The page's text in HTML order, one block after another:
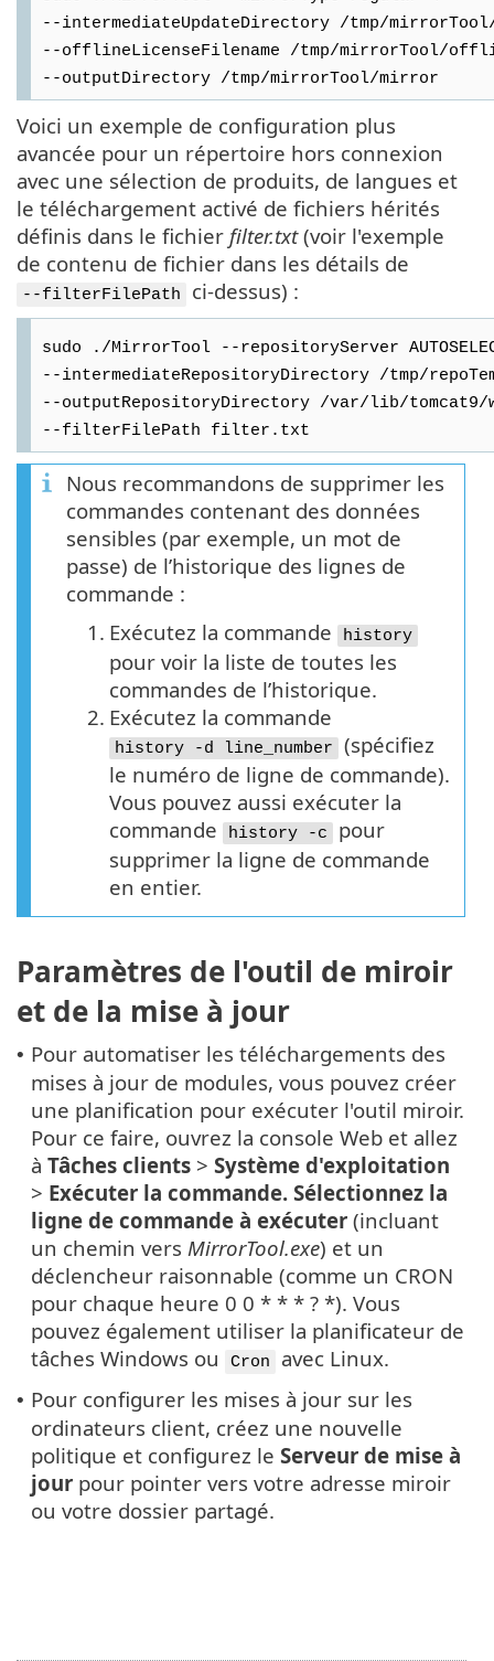
--intermediateUpdateDirectory /tmp/
--offlineLicenseFilename /tmp/mirrorTool/
--outputDirectory /tmp/mirrorTool/mirror
Voici un exemple de configuration plus
avancée pour un répertoire hors connexion
avec une sélection de produits, de langues et
le téléchargement activé de fichiers hérités
définis dans le fichier filter.txt(voir l'exemple
de contenu de fichier dans les détails de
--filterFilePath ci-dessus) :
sudo ./MirrorTool --repositoryServer
--intermediateRepositoryDirectory /tmp/
--outputRepositoryDirectory /var/lib/tomcat9/
--filterFilePath filter.txt
Nous recommandons de supprimer les
commandes contenant des données
sensibles (par exemple, un mot de
passe) de l’historique des lignes de
commande :
1. Exécutez la commande history
pour voir la liste de toutes les
commandes de l’historique.
2. Exécutez la commande
history -d line_number
(spécifiez
le numéro de ligne de commande).
Vous pouvez aussi exécuter la
commande
history -c
pour
supprimer la ligne de commande
en entier.
Paramètres de l'outil de miroir
et de la mise à jour
• Pour automatiser les téléchargements des
mises à jour de modules, vous pouvez créer
une planification pour exécuter l'outil miroir.
Pour ce faire, ouvrez la console Web et allez
à Tâches clients > Système d'exploitation
> Exécuter la commande. Sélectionnez la
ligne de commande à exécuter (incluant
un chemin vers MirrorTool.exe) et un
déclencheur raisonnable (comme un CRON
pour chaque heure 0 0 * * * ? *). Vous
pouvez également utiliser la planificateur de
tâches Windows ou
Cron avec Linux.
• Pour configurer les mises à jour sur les
ordinateurs client, créez une nouvelle
politique et configurez le Serveur de mise à
jour pour pointer vers votre adresse miroir
ou votre dossier partagé.